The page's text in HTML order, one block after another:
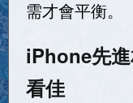
需才會平衡。
iPhone先
看佳